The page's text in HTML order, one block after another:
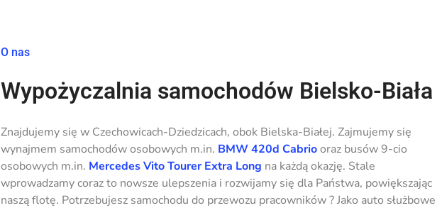
O nas
Wypożyczalnia samochodów Bielsko-Biała
Znajdujemy się w Czechowicach-Dziedzicach, obok Bielska-Białej. Zajmujemy się
wynajmem samochodów osobowych m.in. BMW 420d Cabriooraz busów 9-cio
osobowych m.in. Mercedes Vito Tourer Extra Long na każdą okazję. Stale
wprowadzamy coraz to nowsze ulepszenia i rozwijamy się dla Państwa, powiększając
naszą flotę. Potrzebujesz samochodu do przewozu pracowników ? Jako auto służbowe